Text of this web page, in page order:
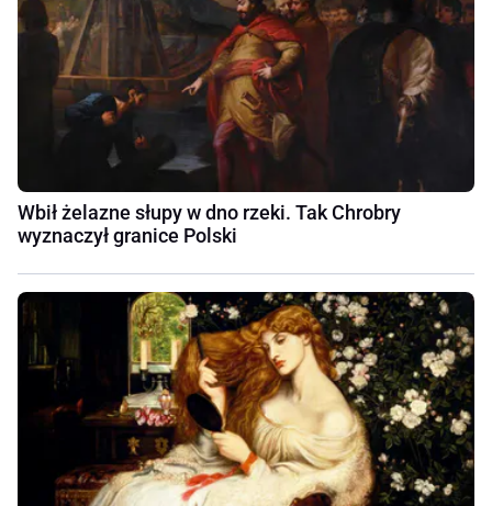
Wbił żelazne słupy w dno rzeki. Tak Chrobry
wyznaczył granice Polski